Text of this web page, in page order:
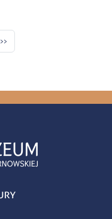
Następna strona
››